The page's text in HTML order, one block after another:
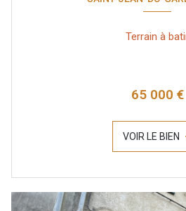
Terrain à
65 000 €
VOIR LE BIEN